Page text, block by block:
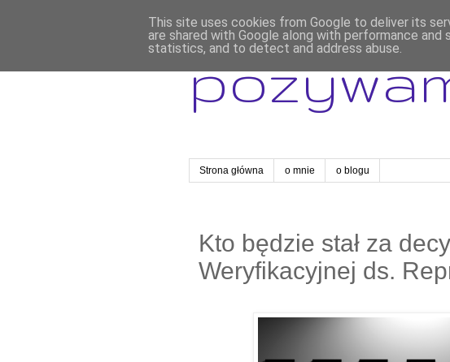
Strona główna o mnie o blogu
Kto będzie stał za
Weryfikacyjnej ds.
This site uses cookies from Google to deliver its
are shared with Google along with performance
statistics, and to detect and address abuse.